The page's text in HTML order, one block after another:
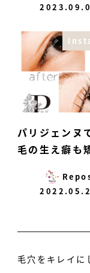
パリジェンヌ
毛の生え癖も
毛穴をキレイに